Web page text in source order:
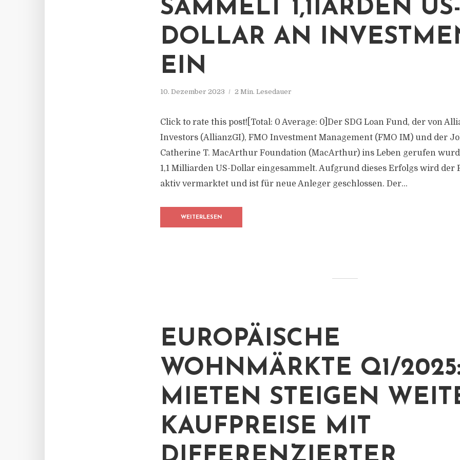
SAMMELT 1,1IARDEN US-
DOLLAR AN
EIN
10. Dezember 2023 2 Min. Lesedauer
Click to rate this post![Total: 0 Average: 0]Der SDG Loan Fund, der von
Investors (AllianzGI), FMO Investment Management (FMO IM) und der
Catherine T. MacArthur Foundation (MacArthur) ins Leben gerufen
1,1 Milliarden US-Dollar eingesammelt. Aufgrund dieses Erfolgs wird der
aktiv vermarktet und ist für neue Anleger geschlossen. Der...
WEITERLESEN
EUROPÄISCHE
WOHNMÄRKTE Q1/
MIETEN STEIGEN
KAUFPREISE MIT